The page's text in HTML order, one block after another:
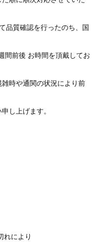
品質確認を行ったのち、国
間前後 お時間を頂戴してお
雑時や通関の状況により前
し上げます。
れにより